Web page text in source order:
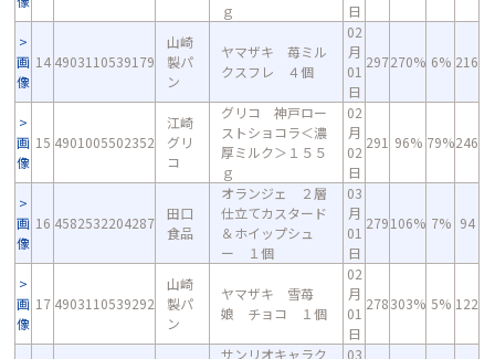
ｇ
日
画
像
14 4903110539179
山崎
製パ
ン
ヤマザキ 苺ミル
クスフレ ４個
02
月
01
日
297270% 6% 216
画
像
15 4901005502352
江崎
グリ
コ
グリコ 神戸ロー
ストショコラ＜濃
厚ミルク＞１５５
ｇ
02
月
02
日
291 96% 79%246
画
像
16 4582532204287
田口
食品
オランジェ ２層
仕立てカスタード
＆ホイップシュ
ー １個
03
月
01
日
279106% 7% 94
画
像
17 4903110539292
山崎
製パ
ン
ヤマザキ 雪苺
娘 チョコ １個
02
月
01
日
278303% 5% 122
サンリオキャラク
03